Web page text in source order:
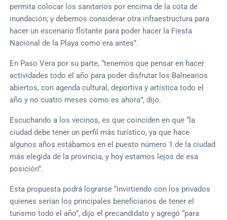
permita colocar los sanitarios por encima de la cota de
inundación; y debemos considerar otra infraestructura para
hacer un escenario flotante para poder hacer la Fiesta
Nacional de la Playa como era antes”.
En Paso Vera por su parte, “tenemos que pensar en hacer
actividades todo el año para poder disfrutar los Balnearios
abiertos, con agenda cultural, deportiva y artística todo el
año y no cuatro meses como es ahora”, dijo.
Escuchando a los vecinos, es que coinciden en que “la
ciudad debe tener un perfil más turístico, ya que hace
algunos años estábamos en el puesto número 1 de la ciudad
más elegida de la provincia, y hoy estamos lejos de esa
posición”.
Esta propuesta podrá lograrse “invirtiendo con los privados
quienes serían los principales beneficiarios de tener el
turismo todo el año”, dijo el precandidato y agregó “para